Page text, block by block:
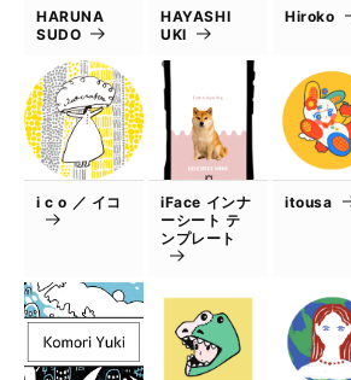
HARUNA
SUDO
HAYASHI
UKI
Hiroko
i c o ／ イコ
iFace インナ
ーシート テ
ンプレート
itousa